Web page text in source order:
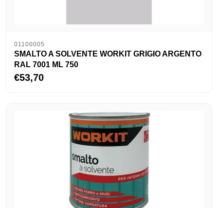
01100005
SMALTO A SOLVENTE WORKIT GRIGIO ARGENTO
RAL 7001 ML 750
€53,70